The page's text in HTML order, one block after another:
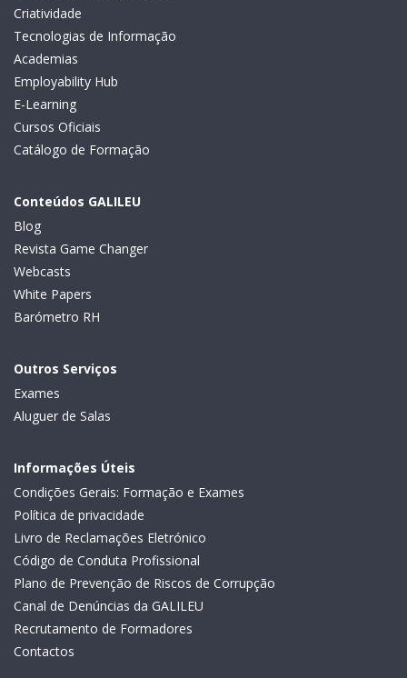
Criatividade
Tecnologias de Informação
Academias
Employability Hub
E-Learning
Cursos Oficiais
Catálogo de Formação
Conteúdos GALILEU
Blog
Revista Game Changer
Webcasts
White Papers
Barómetro RH
Outros Serviços
Exames
Aluguer de Salas
Informações Úteis
Condições Gerais: Formação e Exames
Política de privacidade
Livro de Reclamações Eletrónico
Código de Conduta Profissional
Plano de Prevenção de Riscos de Corrupção
Canal de Denúncias da GALILEU
Recrutamento de Formadores
Contactos